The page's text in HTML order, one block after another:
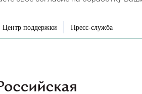
Центр поддержки Пресс-служба